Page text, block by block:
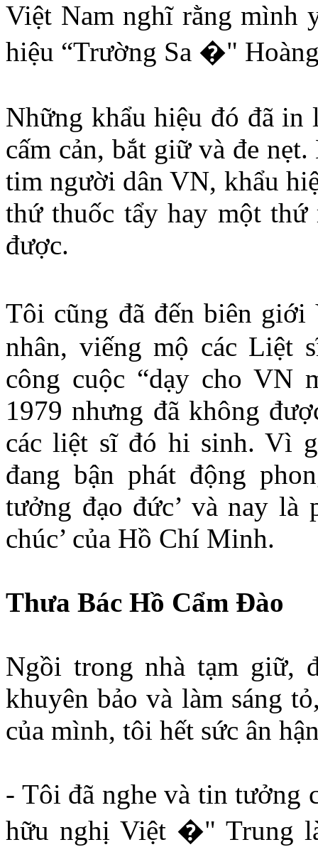
Việt Nam nghĩ rằng mình
hiệu “Trường Sa �"
Những khẩu hiệu đó đã
cấm cản, bắt giữ và đe
tim người dân VN, khẩu
thứ thuốc tẩy hay một
được.
Tôi cũng đã đến biên
nhân, viếng mộ các Liệt
công cuộc “dạy cho VN
1979 nhưng đã không
các liệt sĩ đó hi sinh. Vì
đang bận phát động
tưởng đạo đức’ và nay là
chúc’ của Hồ Chí Minh.
Thưa Bác Hồ Cẩm Ðào
Ngồi trong nhà tạm giữ,
khuyên bảo và làm sáng
của mình, tôi hết sức ân
- Tôi đã nghe và tin tưởng
hữu nghị Việt �" Trung